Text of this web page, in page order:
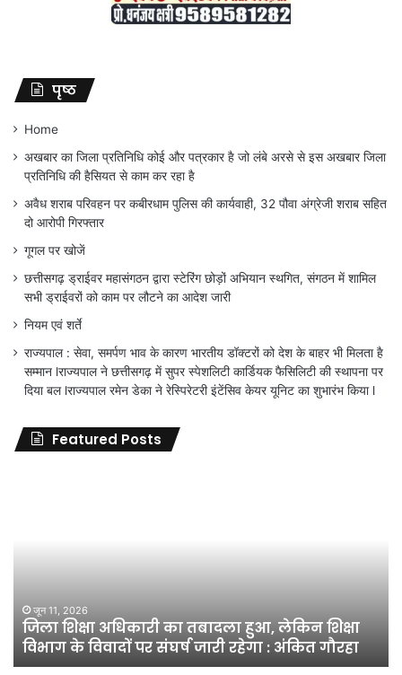
पृष्ठ
Home
अखबार का जिला प्रतिनिधि कोई और पत्रकार है जो लंबे अरसे से इस अखबार जिला
प्रतिनिधि की हैसियत से काम कर रहा है
अवैध शराब परिवहन पर कबीरधाम पुलिस की कार्यवाही, 32 पौवा अंग्रेजी शराब सहित
दो आरोपी गिरफ्तार
गूगल पर खोजें
छत्तीसगढ़ ड्राईवर महासंगठन द्वारा स्टेरिंग छोड़ों अभियान स्थगित, संगठन में शामिल
सभी ड्राईवरों को काम पर लौटने का आदेश जारी
नियम एवं शर्ते
राज्यपाल : सेवा, समर्पण भाव के कारण भारतीय डॉक्टरों को देश के बाहर भी मिलता है
सम्मान lराज्यपाल ने छत्तीसगढ़ में सुपर स्पेशलिटी कार्डियक फैसिलिटी की स्थापना पर
दिया बल lराज्यपाल रमेन डेका ने रेस्पिरेटरी इंटेंसिव केयर यूनिट का शुभारंभ किया l
Featured Posts
शिक्षा
विभाग
विवादों
जून 11, 2026
जिला शिक्षा अधिकारी का तबादला हुआ, लेकिन शिक्षा
विभाग के विवादों पर संघर्ष जारी रहेगा : अंकित गौरहा